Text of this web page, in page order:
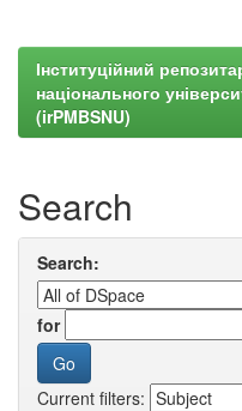
Інституційний
національного
(irPMBSNU)
Search
Search:
for
Current filters: